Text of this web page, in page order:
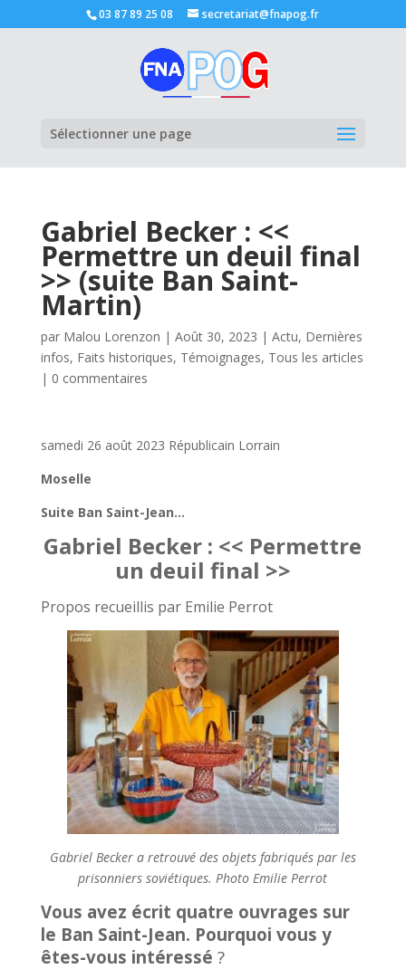
03 87 89 25 08 secretariat@fnapog.fr
Sélectionner une page
Gabriel Becker : <<
Permettre un deuil final
>> (suite Ban Saint-
Martin)
par Malou Lorenzon | Août 30, 2023 | Actu, Dernières
infos, Faits historiques, Témoignages, Tous les articles
| 0 commentaires
samedi 26 août 2023 Républicain Lorrain
Moselle
Suite Ban Saint-Jean…
Gabriel Becker : << Permettre
un deuil final >>
Propos recueillis par Emilie Perrot
Gabriel Becker a retrouvé des objets fabriqués par les
prisonniers soviétiques.Photo Emilie Perrot
Vous avez écrit quatre ouvrages sur
le Ban Saint-Jean. Pourquoi vous y
êtes-vous intéressé ?